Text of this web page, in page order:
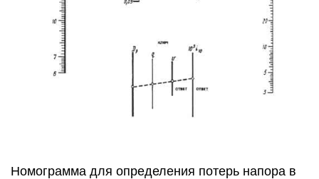
Номограмма для определения потерь напора в